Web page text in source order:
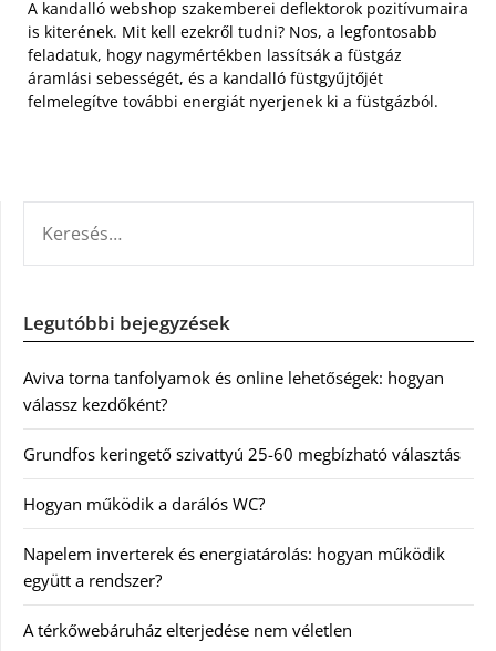
A kandalló webshop szakemberei deflektorok pozitívumaira
is kiterének. Mit kell ezekről tudni? Nos, a legfontosabb
feladatuk, hogy nagymértékben lassítsák a füstgáz
áramlási sebességét, és a kandalló füstgyűjtőjét
felmelegítve további energiát nyerjenek ki a füstgázból.
Legutóbbi bejegyzések
Aviva torna tanfolyamok és online lehetőségek: hogyan
válassz kezdőként?
Grundfos keringető szivattyú 25-60 megbízható választás
Hogyan működik a darálós WC?
Napelem inverterek és energiatárolás: hogyan működik
együtt a rendszer?
A térkőwebáruház elterjedése nem véletlen